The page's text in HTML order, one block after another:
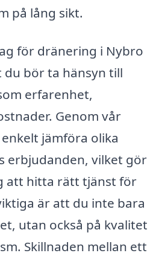
på lång sikt.
för dränering i Nybro
du bör ta hänsyn till
erfarenhet,
Genom vår
jämföra olika
erbjudanden, vilket gör
att hitta rätt tjänst för
är att du inte bara
utan också på kvalitet
Skillnaden mellan ett